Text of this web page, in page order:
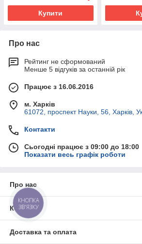
Купити
Про нас
Рейтинг не сформований
Менше 5 відгуків за останній рік
Працює з 16.06.2016
м. Харків
61072, проспект Науки, 56, Харків,
Контакти
Сьогодні працює з 09:00 до 18:00
Показати весь графік роботи
Про нас
Контакти
Доставка та оплата
КНОПКА
ЗВ'ЯЗКУ